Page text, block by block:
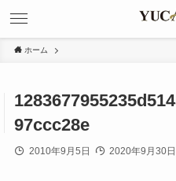
ホーム
97ccc28e
2010年9月5日 2020年9月30日